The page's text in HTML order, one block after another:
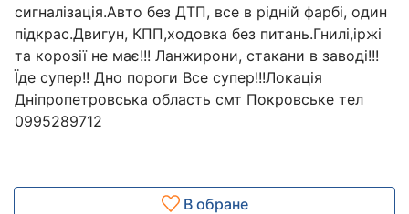
сигналізація.Авто без ДТП, все в рідній фарбі, один
підкрас.Двигун, КПП,ходовка без питань.Гнилі,іржі
та корозії не має!!! Ланжирони, стакани в заводі!!!
Їде супер!! Дно пороги Все супер!!!Локація
Дніпропетровська область смт Покровське тел
0995289712
В обране